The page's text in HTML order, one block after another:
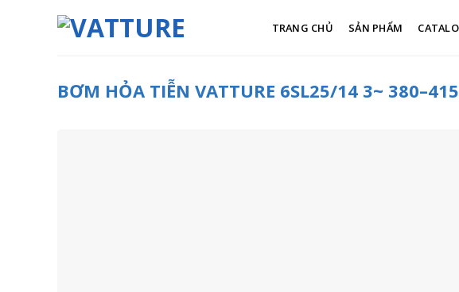
TRANG CHỦ SẢN PHẨM
BƠM HỎA TIỄN VATTURE 6SL25/14 3~